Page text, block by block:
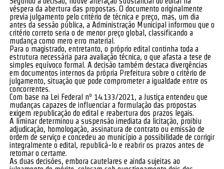
véspera da abertura das propostas. O documento originalmente
previa julgamento pelo critério de técnica e preço, mas, um dia
antes da sessão pública, a Administração Municipal informou que o
critério correto seria o de menor preço global, classificando a
mudança como mero erro material.
Para o magistrado, entretanto, o próprio edital continha toda a
estrutura necessária para avaliação técnica, o que afasta a tese de
simples equívoco formal. A decisão também destaca divergências
em documentos internos da própria Prefeitura sobre o critério de
julgamento, situação que pode comprometer a igualdade entre os
concorrentes.
Com base na Lei Federal nº 14.133/2021, a Justiça entendeu que
mudanças capazes de influenciar a formulação das propostas
exigem republicação do edital e reabertura dos prazos legais.
A liminar determinou a suspensão imediata da licitação, proibiu
adjudicação, homologação, assinatura de contrato ou emissão de
ordem de serviço e concedeu ao município a possibilidade de corrigir
integralmente o edital, republicá-lo e reabrir os prazos antes de
retomar o certame.
As duas decisões, embora cautelares e ainda sujeitas ao